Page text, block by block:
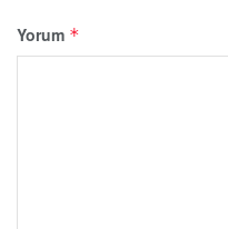
Yorum *